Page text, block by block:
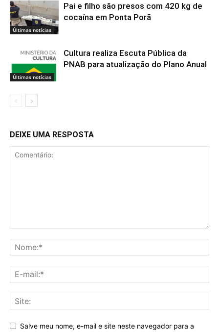
Últimas notícias
Pai e filho são presos com 420 kg de
cocaína em Ponta Porã
Últimas notícias
Cultura realiza Escuta Pública da
PNAB para atualização do Plano Anual
DEIXE UMA RESPOSTA
Salve meu nome, e-mail e site neste navegador para a